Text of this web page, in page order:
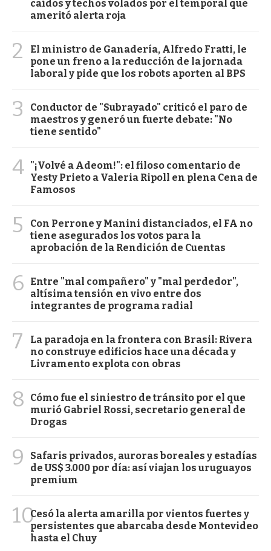
caídos y techos volados por el temporal que
ameritó alerta roja
2
El ministro de Ganadería, Alfredo Fratti, le
pone un freno a la reducción de la jornada
laboral y pide que los robots aporten al BPS
3
Conductor de "Subrayado" criticó el paro de
maestros y generó un fuerte debate: "No
tiene sentido"
4 "¡Volvé a Adeom!": el filoso comentario de
Yesty Prieto a Valeria Ripoll en plena Cena de
Famosos
5
Con Perrone y Manini distanciados, el FA no
tiene asegurados los votos para la
aprobación de la Rendición de Cuentas
6
Entre "mal compañero" y "mal perdedor",
altísima tensión en vivo entre dos
integrantes de programa radial
7
La paradoja en la frontera con Brasil: Rivera
no construye edificios hace una década y
Livramento explota con obras
8
Cómo fue el siniestro de tránsito por el que
murió Gabriel Rossi, secretario general de
Drogas
9
Safaris privados, auroras boreales y estadías
de US$ 3.000 por día: así viajan los uruguayos
premium
10Cesó la alerta amarilla por vientos fuertes y
persistentes que abarcaba desde Montevideo
hasta el Chuy